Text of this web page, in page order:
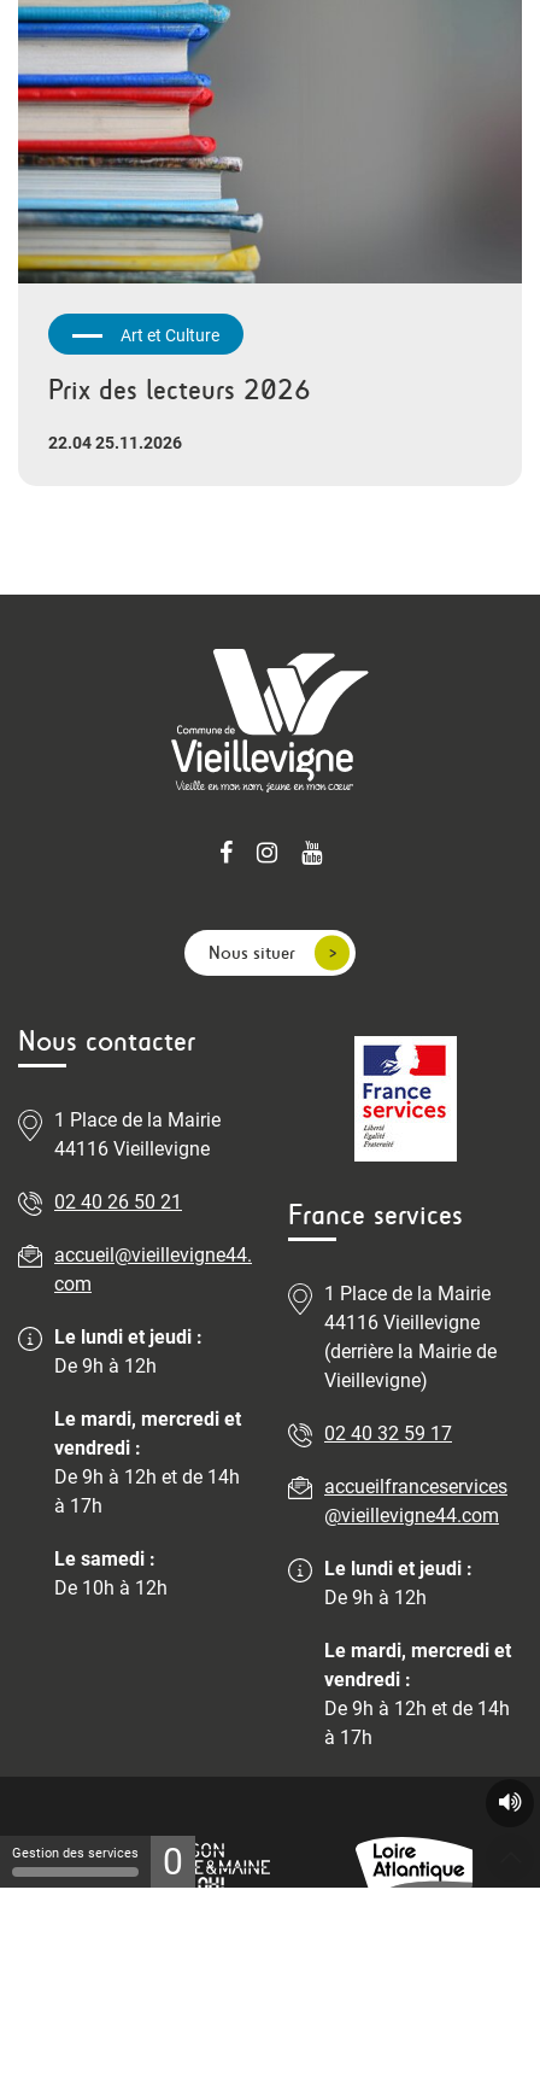
Art et Culture
Prix des lecteurs 2026
22.04 25.11.2026
Nous situer
Nous contacter
1 Place de la Mairie
44116 Vieillevigne
02 40 26 50 21
accueil@vieillevigne44.
com
Le lundi et jeudi :
De 9h à 12h
Le mardi, mercredi et
vendredi :
De 9h à 12h et de 14h
à 17h
Le samedi :
De 10h à 12h
France services
1 Place de la Mairie
44116 Vieillevigne
(derrière la Mairie de
Vieillevigne)
02 40 32 59 17
accueilfranceservices
@vieillevigne44.com
Le lundi et jeudi :
De 9h à 12h
Le mardi, mercredi et
vendredi :
De 9h à 12h et de 14h
à 17h
Gestion des services 0